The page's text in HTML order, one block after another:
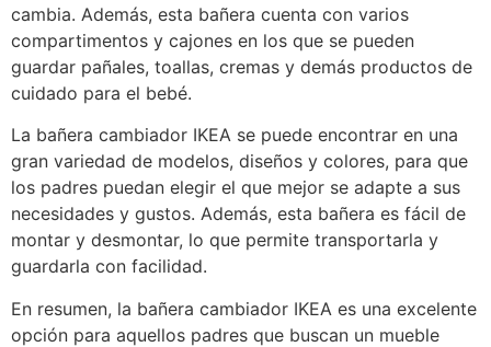
cambia. Además, esta bañera cuenta con varios
compartimentos y cajones en los que se pueden
guardar pañales, toallas, cremas y demás productos de
cuidado para el bebé.
La bañera cambiador IKEA se puede encontrar en una
gran variedad de modelos, diseños y colores, para que
los padres puedan elegir el que mejor se adapte a sus
necesidades y gustos. Además, esta bañera es fácil de
montar y desmontar, lo que permite transportarla y
guardarla con facilidad.
En resumen, la bañera cambiador IKEA es una excelente
opción para aquellos padres que buscan un mueble